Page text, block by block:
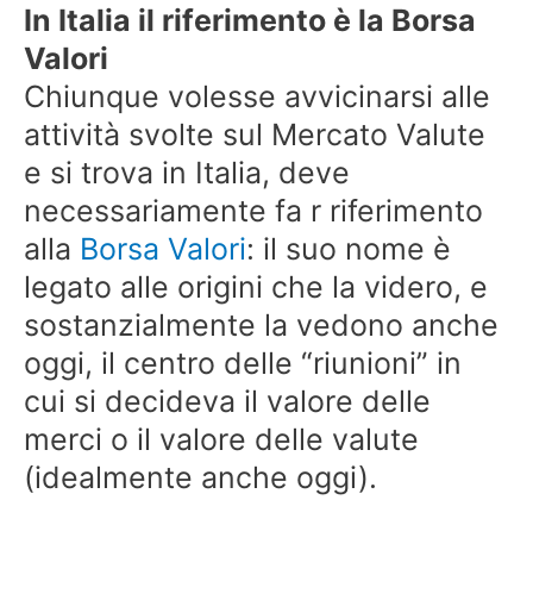
In Italia il riferimento è la Borsa
Valori
Chiunque volesse avvicinarsi alle
attività svolte sul Mercato Valute
e si trova in Italia, deve
necessariamente fa r riferimento
alla Borsa Valori: il suo nome è
legato alle origini che la videro, e
sostanzialmente la vedono anche
oggi, il centro delle “riunioni” in
cui si decideva il valore delle
merci o il valore delle valute
(idealmente anche oggi).